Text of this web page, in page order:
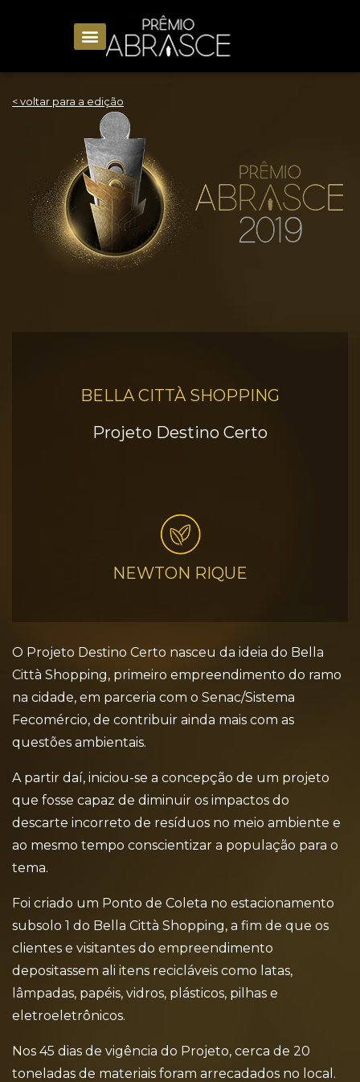
< voltar para a edição
BELLA CITTÀ SHOPPING
Projeto Destino Certo
NEWTON RIQUE
O Projeto Destino Certo nasceu da ideia do Bella
Città Shopping, primeiro empreendimento do ramo
na cidade, em parceria com o Senac/Sistema
Fecomércio, de contribuir ainda mais com as
questões ambientais.
A partir daí, iniciou-se a concepção de um projeto
que fosse capaz de diminuir os impactos do
descarte incorreto de resíduos no meio ambiente e
ao mesmo tempo conscientizar a população para o
tema.
Foi criado um Ponto de Coleta no estacionamento
subsolo 1 do Bella Città Shopping, a fim de que os
clientes e visitantes do empreendimento
depositassem ali itens recicláveis como latas,
lâmpadas, papéis, vidros, plásticos, pilhas e
eletroeletrônicos.
Nos 45 dias de vigência do Projeto, cerca de 20
toneladas de materiais foram arrecadados no local.